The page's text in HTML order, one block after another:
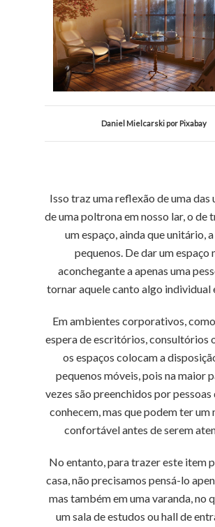
Daniel Mielcarski por Pixabay
Isso traz uma reflexão de uma das
de uma poltrona em nosso lar, o de
um espaço, ainda que unitário,
pequenos. De dar um espaço
aconchegante a apenas uma
tornar aquele canto algo individual
Em ambientes corporativos,
espera de escritórios, consultórios
os espaços colocam a
pequenos móveis, pois na maior
vezes são preenchidos por pessoas
conhecem, mas que podem ter um
confortável antes de serem
No entanto, para trazer este item
casa, não precisamos pensá-lo
mas também em uma varanda, no
um sala de estudos ou hall de